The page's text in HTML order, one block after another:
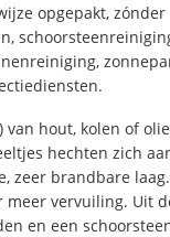
opgepakt,
van hout, kolen of
hechten zich
zeer brandbare
meer vervuiling. Uit
en een